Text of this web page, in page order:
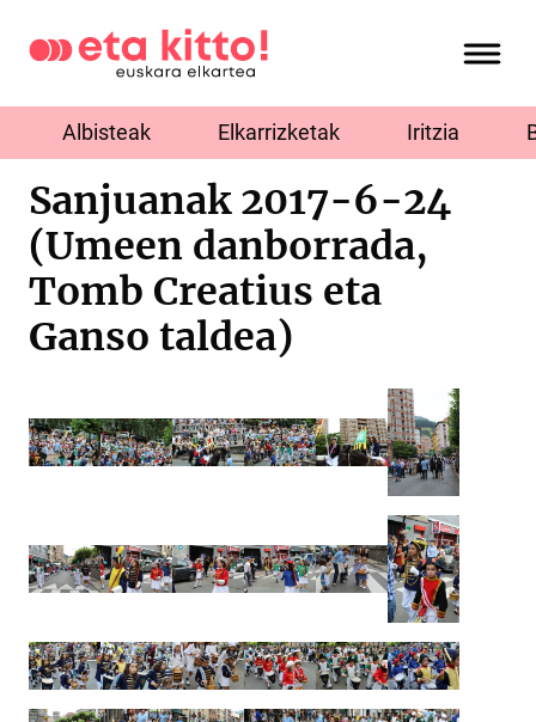
Albisteak Elkarrizketak Iritzia
Sanjuanak 2017-6-24
(Umeen danborrada,
Tomb Creatius eta
Ganso taldea)